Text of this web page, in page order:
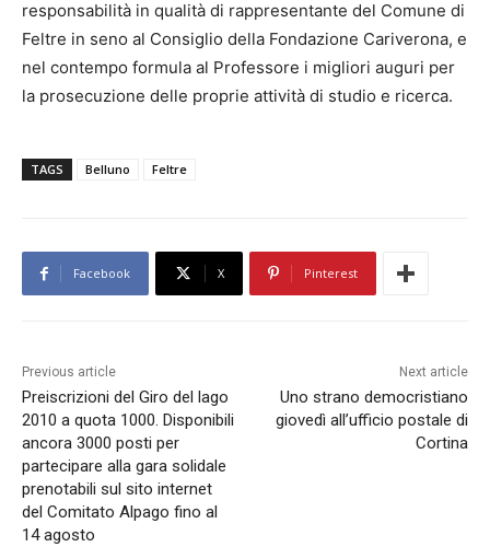
responsabilità in qualità di rappresentante del Comune di
Feltre in seno al Consiglio della Fondazione Cariverona, e
nel contempo formula al Professore i migliori auguri per
la prosecuzione delle proprie attività di studio e ricerca.
TAGS Belluno Feltre
Facebook X Pinterest
Previous article
Preiscrizioni del Giro del lago
2010 a quota 1000. Disponibili
ancora 3000 posti per
partecipare alla gara solidale
prenotabili sul sito internet
del Comitato Alpago fino al
14 agosto
Next article
Uno strano democristiano
giovedì all’ufficio postale di
Cortina